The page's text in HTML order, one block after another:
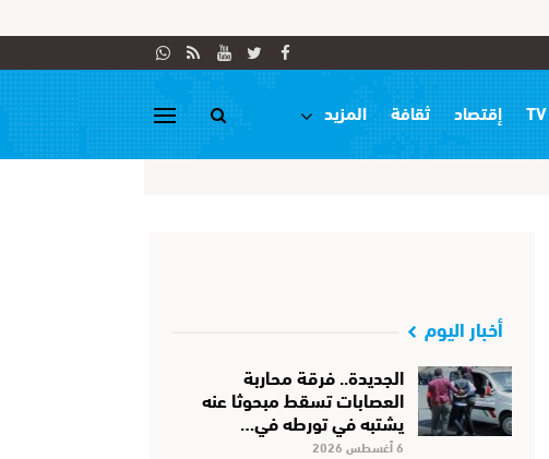
إقتصاد ثقافة المزيد
أخبار اليوم
الجديدة.. فرقة محاربة
العصابات تسقط مبحوثا عنه
يشتبه في تورطه في…
6 أغسطس 2026